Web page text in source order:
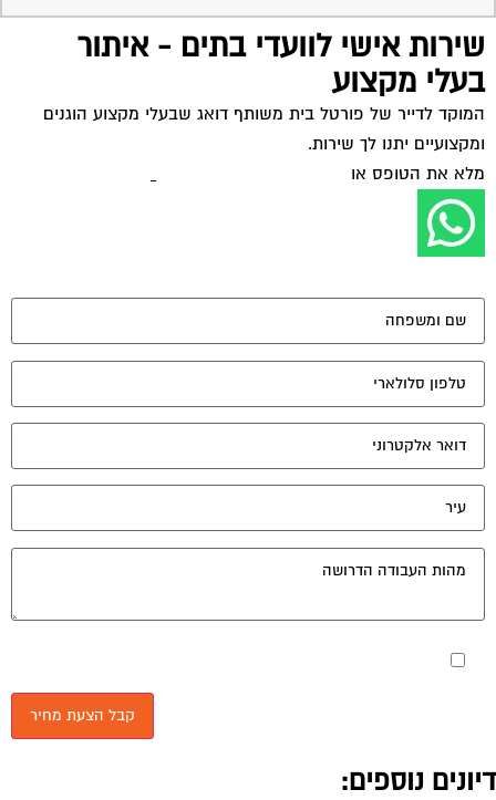
שירות אישי לוועדי בתים - איתור
בעלי מקצוע
המוקד לדייר של פורטל בית משותף דואג שבעלי מקצוע הוגנים
ומקצועיים יתנו לך שירות.
מלא את הטופס אולחץ לשליחת הודעת ווצאפ
מאשר את תנאי הפרטיות
נוספים: